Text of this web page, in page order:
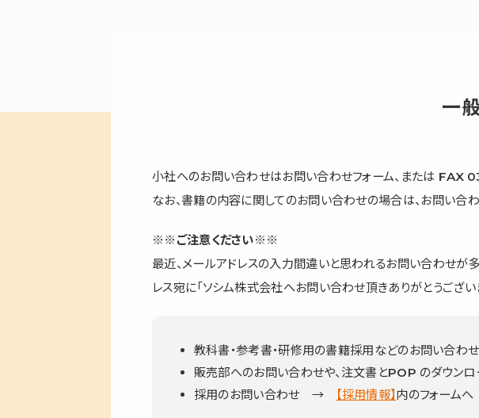
一
小社へのお問い合わせはお問い合わせフォーム、または FAX
なお、書籍の内容に関してのお問い合わせの場合は、お問い
※※ご注意ください※※
最近、メールアドレスの入力間違いと思われるお問い合わせが
レス宛に「ソシム株式会社へお問い合わせ頂きありがとうござ
教科書・参考書・研修用の書籍採用などのお問い合
販売部へのお問い合わせや、注文書とPOP のダウ
採用のお問い合わせ →
【採用情報】 内のフォームへ